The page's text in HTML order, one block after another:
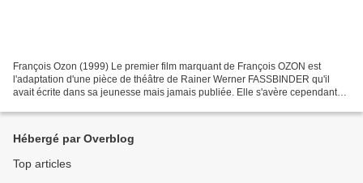
François Ozon (1999) Le premier film marquant de François OZON est
l'adaptation d'une pièce de théâtre de Rainer Werner FASSBINDER qu'il
avait écrite dans sa jeunesse mais jamais publiée. Elle s'avère cependant
Hébergé par Overblog
Top articles